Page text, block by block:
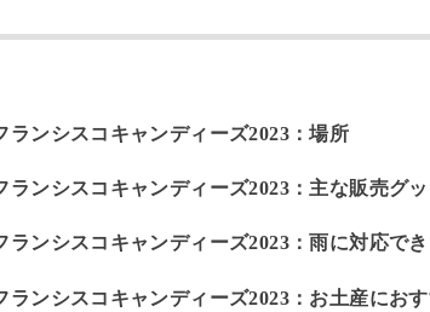
ランシスコキャンディーズ2023：場所
ランシスコキャンディーズ2023：主な販売グ
ランシスコキャンディーズ2023：雨に対応で
ランシスコキャンディーズ2023：お土産にお